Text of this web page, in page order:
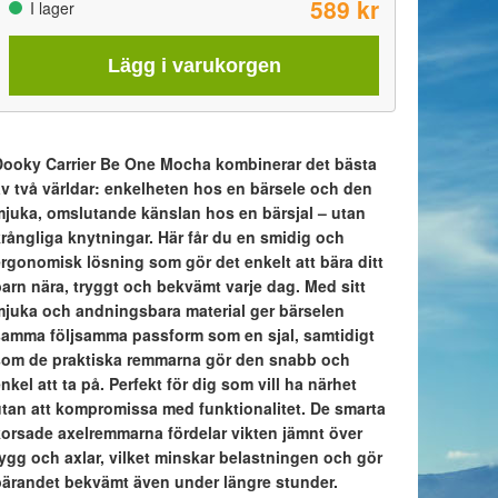
I lager 589 kr
Lägg i varukorgen
Carrier Be One Mocha kombinerar det bästa
två världar: enkelheten hos en bärsele och den
omslutande känslan hos en bärsjal – utan
knytningar. Här får du en smidig och
lösning som gör det enkelt att bära ditt
nära, tryggt och bekvämt varje dag. Med sitt
och andningsbara material ger bärselen
följsamma passform som en sjal, samtidigt
de praktiska remmarna gör den snabb och
att ta på. Perfekt för dig som vill ha närhet
att kompromissa med funktionalitet. De smarta
axelremmarna fördelar vikten jämnt över
och axlar, vilket minskar belastningen och gör
bekvämt även under längre stunder.